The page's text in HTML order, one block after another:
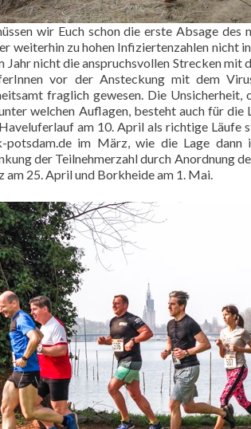
wir Euch schon die erste Absage
weiterhin zu hohen Infiziertenzahlen nicht
Jahr nicht die anspruchsvollen Strecken mit
vor der Ansteckung mit dem
fraglich gewesen. Die
welchen Auflagen, besteht auch für
am 10. April als richtige
potsdam.de im März, wie die Lage dann
der Teilnehmerzahl durch Anordnung
am 25. April und Borkheide am 1. Mai.